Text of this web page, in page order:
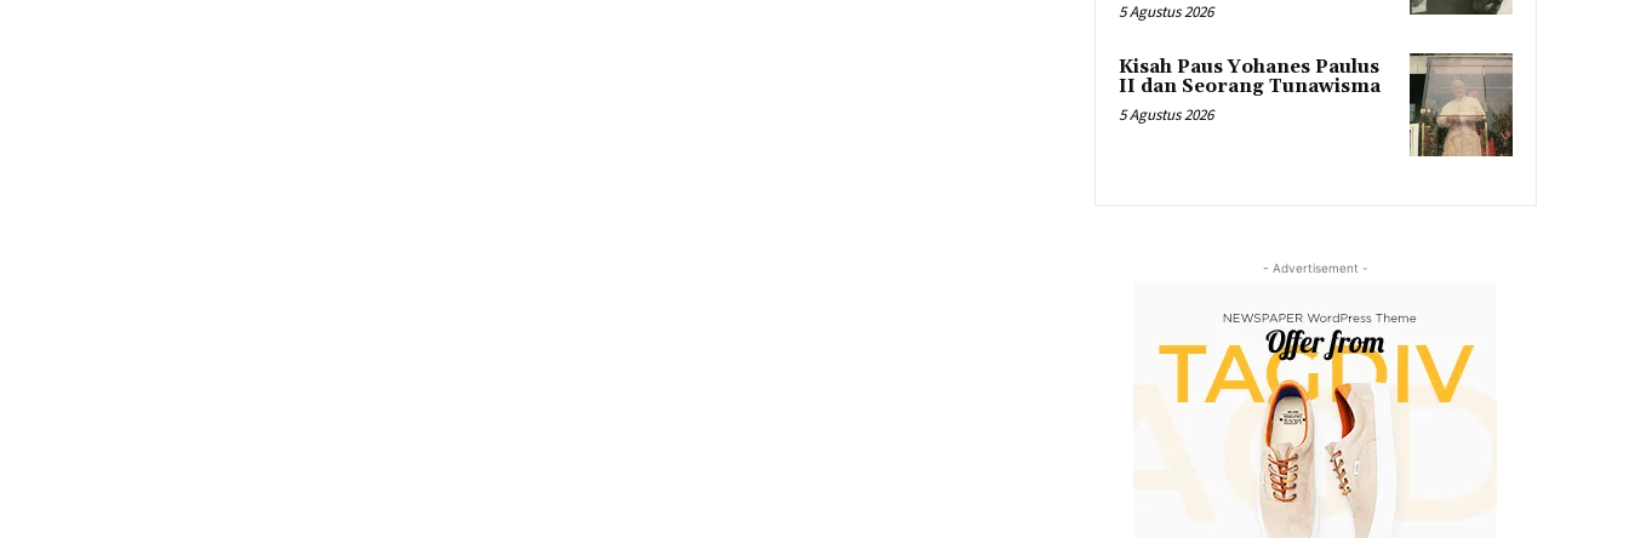
5 Agustus 2026
Kisah Paus Yohanes Paulus
II dan Seorang Tunawisma
5 Agustus 2026
- Advertisement -